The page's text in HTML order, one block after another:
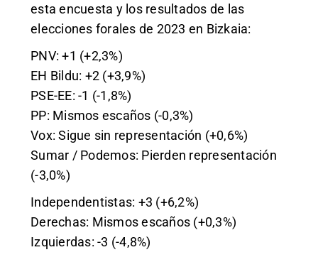
esta encuesta y los resultados de las
elecciones forales de 2023 en Bizkaia:
PNV: +1 (+2,3%)
EH Bildu: +2 (+3,9%)
PSE-EE: -1 (-1,8%)
PP: Mismos escaños (-0,3%)
Vox: Sigue sin representación (+0,6%)
Sumar / Podemos: Pierden representación
(-3,0%)
Independentistas: +3 (+6,2%)
Derechas: Mismos escaños (+0,3%)
Izquierdas: -3 (-4,8%)